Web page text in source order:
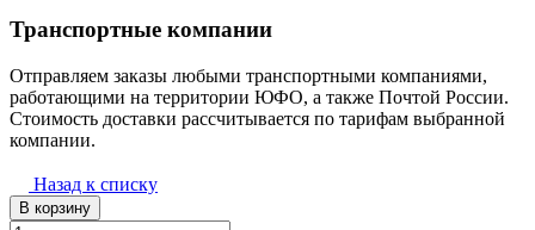
Транспортные компании
Отправляем заказы любыми транспортными компаниями,
работающими на территории ЮФО, а также Почтой России.
Стоимость доставки рассчитывается по тарифам выбранной
компании.
Назад к списку
В корзину